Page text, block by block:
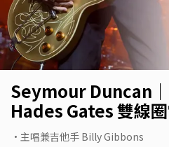
Seymour Duncan
Hades Gates 雙線
•主唱兼吉他手 Billy Gibbons